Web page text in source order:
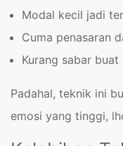
Modal kecil jadi
Cuma penasaran
Kurang sabar
Padahal, teknik ini
emosi yang tinggi,